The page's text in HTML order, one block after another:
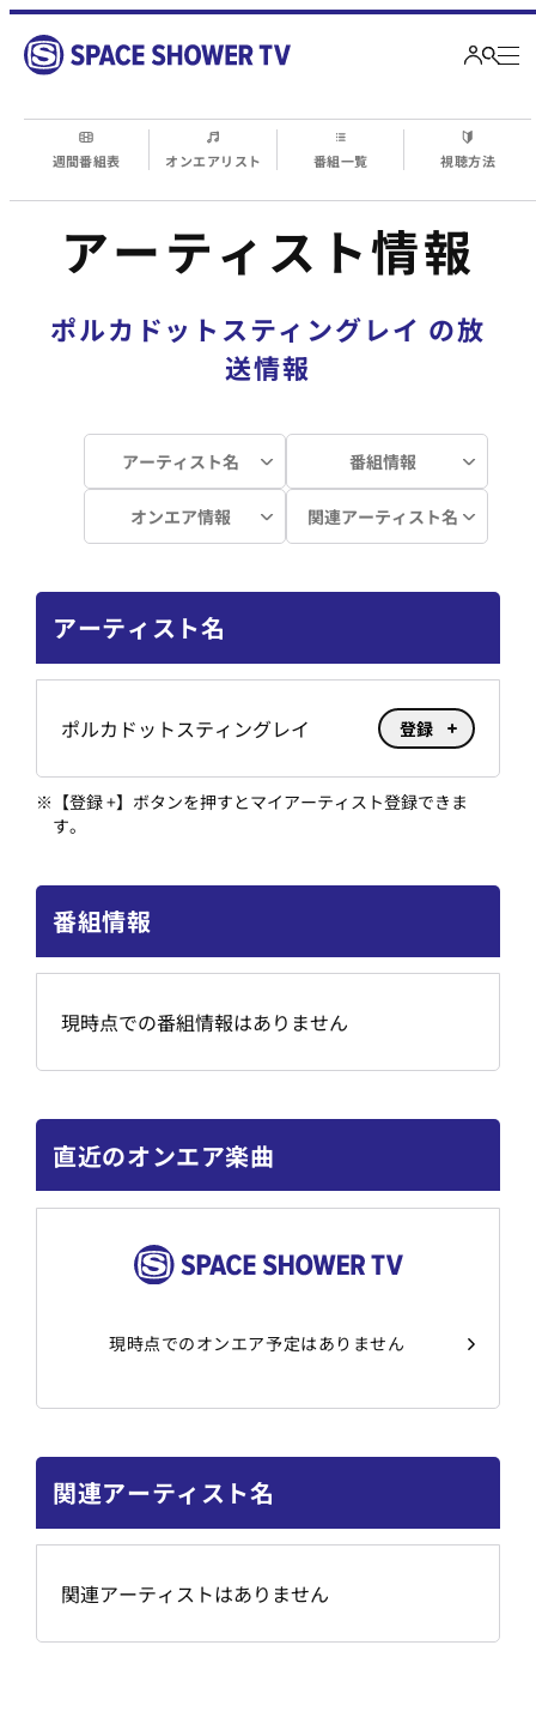
週間番組表 オンエアリスト 番組一覧 視聴方法
アーティスト情報
ポルカドットスティングレイ の放
送情報
アーティスト名 番組情報
オンエア情報 関連アーティスト名
アーティスト名
ポルカドットスティングレイ 登録
※ 【登録 +】ボタンを押すとマイアーティスト登録できま
す。
番組情報
現時点での番組情報はありません
直近のオンエア楽曲
現時点でのオンエア予定はありません
関連アーティスト名
関連アーティストはありません